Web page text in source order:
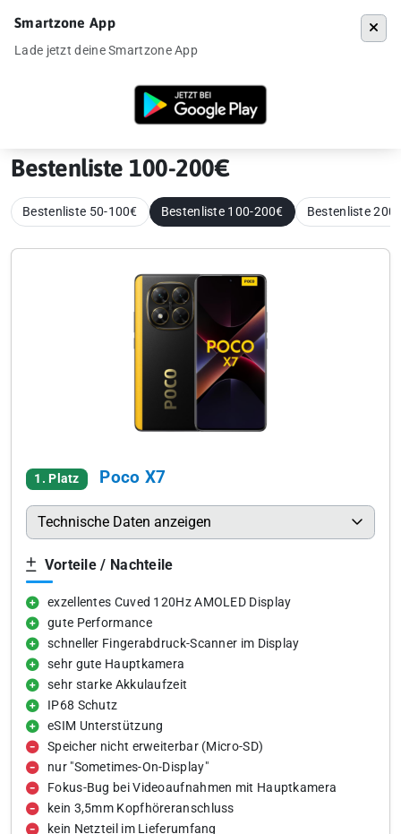
Bestenliste 100-200€
Bestenliste 100-200€
Bestenliste 50-100€ Bestenliste 100-200€ Bestenliste
1. Platz Poco X7
Technische Daten anzeigen
Vorteile / Nachteile
exzellentes Cuved 120Hz AMOLED Display
gute Performance
schneller Fingerabdruck-Scanner im Display
sehr gute Hauptkamera
sehr starke Akkulaufzeit
IP68 Schutz
eSIM Unterstützung
Speicher nicht erweiterbar (Micro-SD)
nur "Sometimes-On-Display"
Fokus-Bug bei Videoaufnahmen mit Hauptkamera
kein 3,5mm Kopfhöreranschluss
kein Netzteil im Lieferumfang
Smartzone App
Lade jetzt deine Smartzone App